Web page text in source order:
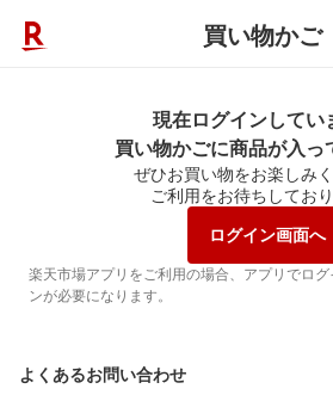
買い物かご
現在ログインしてい
買い物かごに商品が入っ
ぜひお買い物をお楽しみく
ご利用をお待ちしており
ログイン画面へ
楽天市場アプリをご利用の場合、アプリでロ
ンが必要になります。
よくあるお問い合わせ